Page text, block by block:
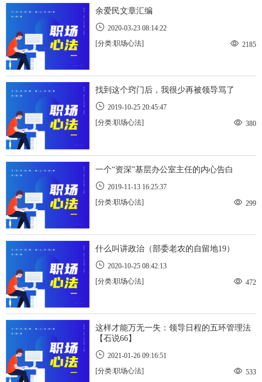
余爱民文章汇编
2020-03-23 08:14:22
[分类:职场心法]
2185
找到这个窍门后，我很少再被领导骂了
2019-10-25 20:45:47
[分类:职场心法]
380
​一个“资深”基层办公室主任的内心告白
2019-11-13 16:25:37
[分类:职场心法]
299
​什么叫讲政治（部委老农的自留地19）
2020-10-25 08:42:13
[分类:职场心法]
472
​这样才能万无一失：领导日程的五环管理法
【石说66】
2021-01-26 09:16:51
[分类:职场心法]
533